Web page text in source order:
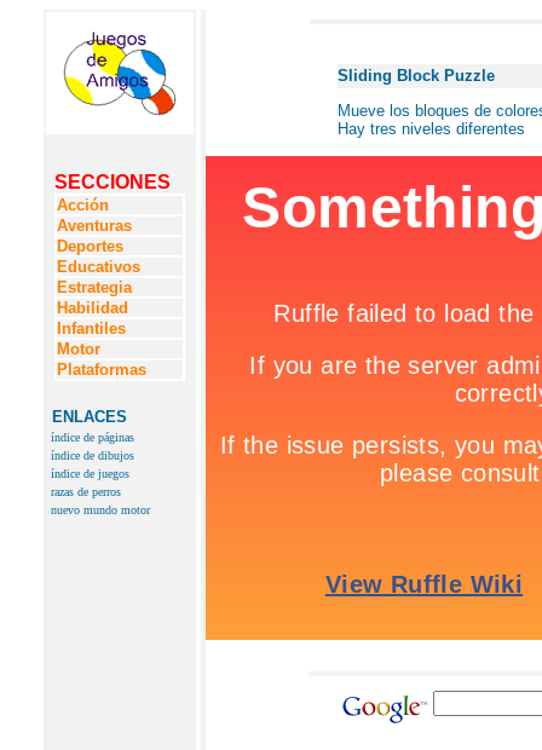
SECCIONES
Acción
Aventuras
Deportes
Educativos
Estrategia
Habilidad
Infantiles
Motor
Plataformas
ENLACES
índice de páginas
índice de dibujos
índice de juegos
razas de perros
nuevo mundo motor
Sliding Block Puzzle
Mueve los bloques de
Hay tres niveles diferentes